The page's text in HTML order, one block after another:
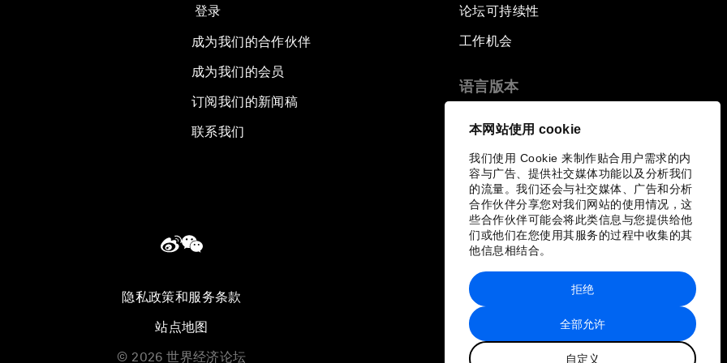
本网站使用 cookie
我们使用 Cookie 来制作贴合用户需求的内
容与广告、提供社交媒体功能以及分析我们
的流量。我们还会与社交媒体、广告和分析
合作伙伴分享您对我们网站的使用情况，这
些合作伙伴可能会将此类信息与您提供给他
们或他们在您使用其服务的过程中收集的其
他信息相结合。
全部允许
自定义
拒绝
登录
成为我们的合作伙伴
成为我们的会员
订阅我们的新闻稿
联系我们
论坛可持续性
工作机会
语言版本
隐私政策和服务条款
站点地图
© 2026 世界经济论坛